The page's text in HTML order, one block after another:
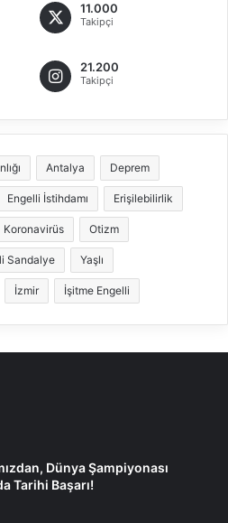
11.000
Takipçi
21.200
Takipçi
Antalya Deprem
Engelli İstihdamı Erişilebilirlik
Koronavirüs Otizm
Sandalye Yaşlı
İzmir İşitme Engelli
Dünya Şampiyonası
Tarihi Başarı!